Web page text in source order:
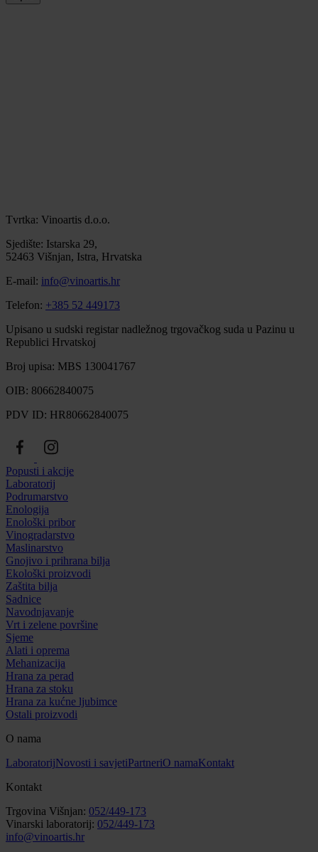
Tvrtka: Vinoartis d.o.o.
Sjedište: Istarska 29,
52463 Višnjan, Istra, Hrvatska
E-mail: info@vinoartis.hr
Telefon: +385 52 449173
Upisano u sudski registar nadležnog trgovačkog suda u Pazinu u
Republici Hrvatskoj
Broj upisa: MBS 130041767
OIB: 80662840075
PDV ID: HR80662840075
Popusti i akcije
Laboratorij
Podrumarstvo
Enologija
Enološki pribor
Vinogradarstvo
Maslinarstvo
Gnojivo i prihrana bilja
Ekološki proizvodi
Zaštita bilja
Sadnice
Navodnjavanje
Vrt i zelene površine
Sjeme
Alati i oprema
Mehanizacija
Hrana za perad
Hrana za stoku
Hrana za kućne ljubimce
Ostali proizvodi
O nama
LaboratorijNovosti i savjetiPartneriO namaKontakt
Kontakt
Trgovina Višnjan: 052/449-173
Vinarski laboratorij: 052/449-173
info@vinoartis.hr